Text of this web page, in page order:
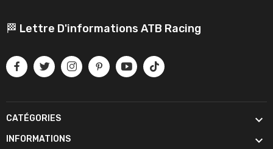
🏁 Lettre D'informations ATB Racing
CATÉGORIES 
INFORMATIONS 